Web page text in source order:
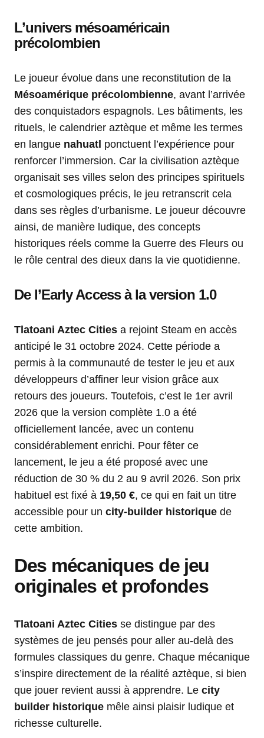
L’univers mésoaméricain
précolombien
Le joueur évolue dans une reconstitution de la
Mésoamérique précolombienne, avant l’arrivée
des conquistadors espagnols. Les bâtiments, les
rituels, le calendrier aztèque et même les termes
en langue nahuatl ponctuent l’expérience pour
renforcer l’immersion. Car la civilisation aztèque
organisait ses villes selon des principes spirituels
et cosmologiques précis, le jeu retranscrit cela
dans ses règles d’urbanisme. Le joueur découvre
ainsi, de manière ludique, des concepts
historiques réels comme la Guerre des Fleurs ou
le rôle central des dieux dans la vie quotidienne.
De l’Early Access à la version 1.0
Tlatoani Aztec Cities a rejoint Steam en accès
anticipé le 31 octobre 2024. Cette période a
permis à la communauté de tester le jeu et aux
développeurs d’affiner leur vision grâce aux
retours des joueurs. Toutefois, c’est le 1er avril
2026 que la version complète 1.0 a été
officiellement lancée, avec un contenu
considérablement enrichi. Pour fêter ce
lancement, le jeu a été proposé avec une
réduction de 30 % du 2 au 9 avril 2026. Son prix
habituel est fixé à 19,50 €, ce qui en fait un titre
accessible pour un city-builder historique de
cette ambition.
Des mécaniques de jeu
originales et profondes
Tlatoani Aztec Cities se distingue par des
systèmes de jeu pensés pour aller au-delà des
formules classiques du genre. Chaque mécanique
s’inspire directement de la réalité aztèque, si bien
que jouer revient aussi à apprendre. Le city
builder historique mêle ainsi plaisir ludique et
richesse culturelle.